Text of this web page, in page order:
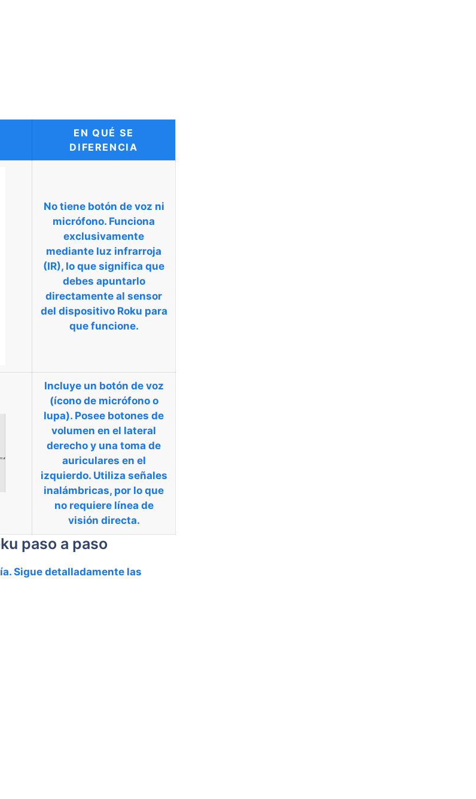
EN QUÉ SE
DIFERENCIA
No tiene botón de voz ni
micrófono. Funciona
exclusivamente
mediante luz infrarroja
(IR), lo que significa que
debes apuntarlo
directamente al sensor
del dispositivo Roku para
que funcione.
Incluye un botón de voz
(ícono de micrófono o
lupa). Posee botones de
volumen en el lateral
derecho y una toma de
auriculares en el
izquierdo. Utiliza señales
inalámbricas, por lo que
no requiere línea de
visión directa.
paso a paso
Sigue detalladamente las